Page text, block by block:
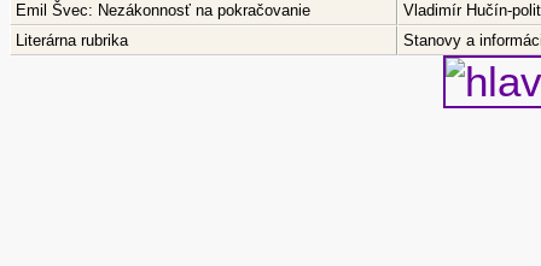
Emil Švec: Nezákonnosť na pokračovanie
Vladimír Hučín-
Literárna rubrika
Stanovy a